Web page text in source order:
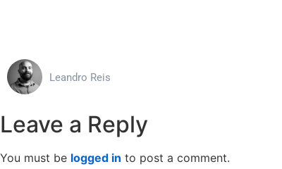
Leandro Reis
Leave a Reply
You must be logged in to post a comment.